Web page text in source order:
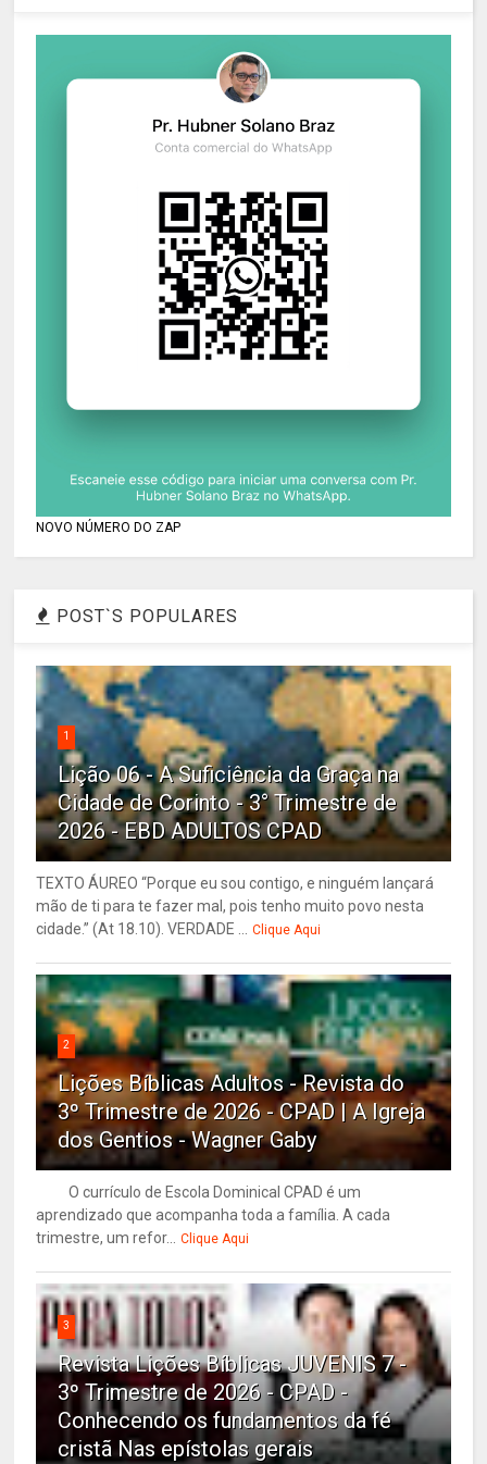
NOVO NÚMERO DO ZAP
POST`S POPULARES
1
Lição 06 - A Suficiência da Graça na
Cidade de Corinto - 3° Trimestre de
2026 - EBD ADULTOS CPAD
TEXTO ÁUREO “Porque eu sou contigo, e ninguém lançará
mão de ti para te fazer mal, pois tenho muito povo nesta
cidade.” (At 18.10). VERDADE ... Clique Aqui
2
Lições Bíblicas Adultos - Revista do
3º Trimestre de 2026 - CPAD | A Igreja
dos Gentios - Wagner Gaby
O currículo de Escola Dominical CPAD é um
aprendizado que acompanha toda a família. A cada
trimestre, um refor... Clique Aqui
3
Revista Lições Bíblicas JUVENIS 7 -
3º Trimestre de 2026 - CPAD -
Conhecendo os fundamentos da fé
cristã Nas epístolas gerais